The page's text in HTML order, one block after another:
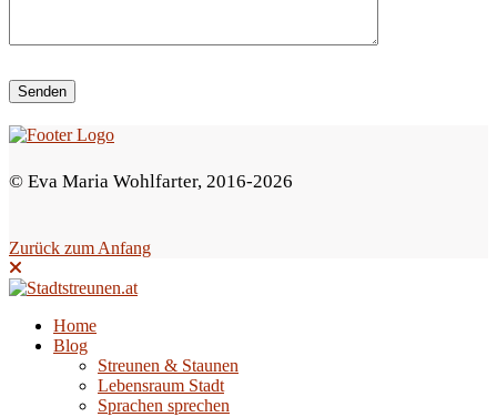
e
s
e
l
l
e
© Eva Maria Wohlfarter, 2016-2026
Zurück zum Anfang
Home
Blog
Streunen & Staunen
Lebensraum Stadt
Sprachen sprechen